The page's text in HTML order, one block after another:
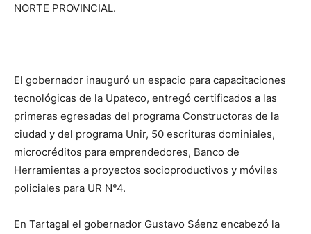
NORTE PROVINCIAL.
El gobernador inauguró un espacio para capacitaciones
tecnológicas de la Upateco, entregó certificados a las
primeras egresadas del programa Constructoras de la
ciudad y del programa Unir, 50 escrituras dominiales,
microcréditos para emprendedores, Banco de
Herramientas a proyectos socioproductivos y móviles
policiales para UR N°4.
En Tartagal el gobernador Gustavo Sáenz encabezó la